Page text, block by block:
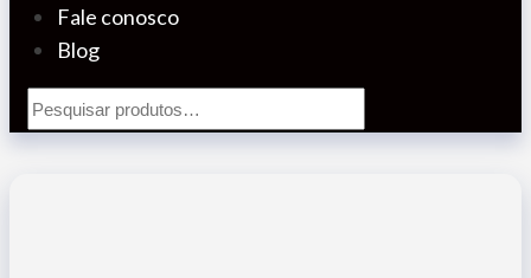
Fale conosco
Blog
Pesquisar
por: